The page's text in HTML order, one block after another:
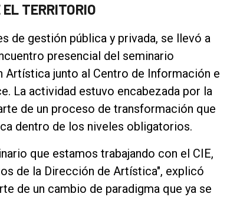
TERRITORIO
de gestión pública y privada, se llevó a
presencial del seminario
Artística junto al Centro de Información e
La actividad estuvo encabezada por la
de un proceso de transformación que
dentro de los niveles obligatorios.
que estamos trabajando con el CIE,
de la Dirección de Artística", explicó
de un cambio de paradigma que ya se